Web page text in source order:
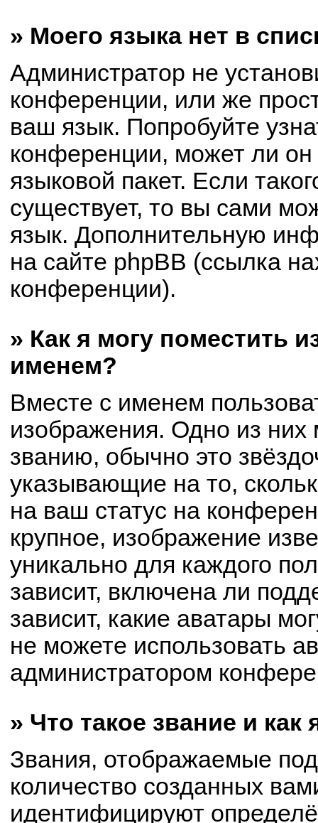
» Моего языка нет в
Администратор не
конференции, или же
ваш язык. Попробуйте
конференции, может ли
языковой пакет. Если
существует, то вы сами
язык. Дополнительную
на сайте phpBB (ссылка
конференции).
» Как я могу поместить
именем?
Вместе с именем
изображения. Одно из них
званию, обычно это
указывающие на то,
на ваш статус на
крупное, изображение
уникально для каждого
зависит, включена ли
зависит, какие аватары
не можете использовать
администратором
» Что такое звание и как
Звания, отображаемые
количество созданных
идентифицируют